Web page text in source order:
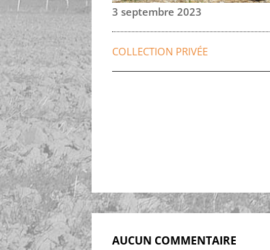
3 septembre 2023
COLLECTION PRIVÉE
AUCUN COMMENTAIRE